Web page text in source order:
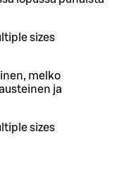
sizes
melko
ja
sizes